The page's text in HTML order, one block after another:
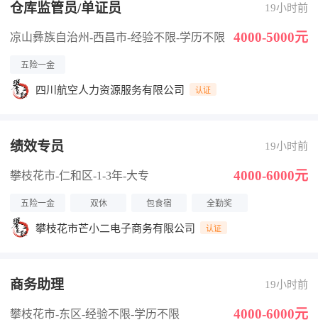
仓库监管员/单证员 19小时前
凉山彝族自治州-西昌市-经验不限-学历不限 4000-5000元
五险一金
四川航空人力资源服务有限公司 认证
绩效专员 19小时前
攀枝花市-仁和区-1-3年-大专 4000-6000元
五险一金 双休 包食宿 全勤奖
攀枝花市芒小二电子商务有限公司 认证
商务助理 19小时前
攀枝花市-东区-经验不限-学历不限 4000-6000元